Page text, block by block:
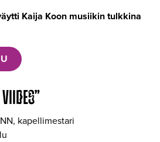
Kaija Koon musiikin tulkkina
kapellimestari